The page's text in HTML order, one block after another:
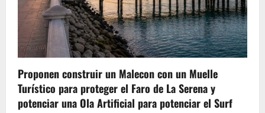
Proponen construir un Malecon con un Muelle
Turístico para proteger el Faro de La Serena y
potenciar una Ola Artificial para potenciar el Surf